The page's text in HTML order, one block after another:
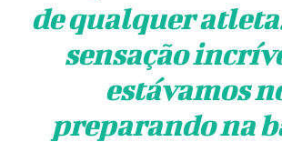
de qualquer
sensação
estávamos
preparando na